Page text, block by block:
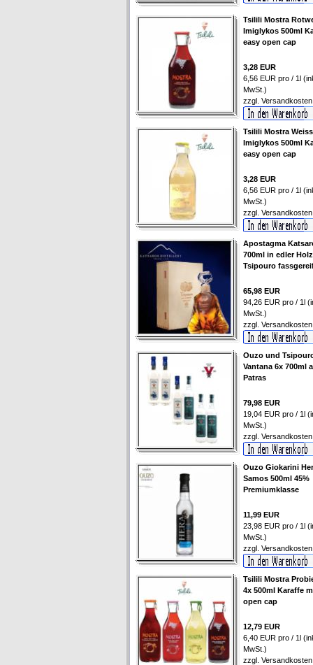
Tsilili Mostra
Imiglykos 500ml
easy open cap
3,28 EUR
6,56 EUR pro / 1l
MwSt.)
zzgl. Versandkosten
Tsilili Mostra
Imiglykos 500ml
easy open cap
3,28 EUR
6,56 EUR pro / 1l
MwSt.)
zzgl. Versandkosten
Apostagma
700ml in edler
Tsipouro
65,98 EUR
94,26 EUR pro / 1l
MwSt.)
zzgl. Versandkosten
Ouzo und
Vantana 6x 700ml
Patras
79,98 EUR
19,04 EUR pro / 1l
MwSt.)
zzgl. Versandkosten
Ouzo Giokarini
Samos 500ml 45%
Premiumklasse
11,99 EUR
23,98 EUR pro / 1l
MwSt.)
zzgl. Versandkosten
Tsilili Mostra
4x 500ml Karaffe
open cap
12,79 EUR
6,40 EUR pro / 1l
MwSt.)
zzgl. Versandkosten